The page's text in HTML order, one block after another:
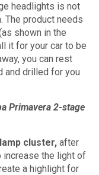
headlights is not
The product needs
shown in the
it for your car to be
you can rest
and drilled for you
Primavera 2-stage
cluster, after
increase the light of
a highlight for